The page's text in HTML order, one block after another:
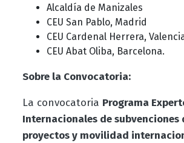
Alcaldía de Manizales
CEU San Pablo, Madrid
CEU Cardenal Herrera,
CEU Abat Oliba, Barcelona.
Sobre la Convocatoria:
La convocatoria Programa
Internacionales de subvenciones
proyectos y movilidad